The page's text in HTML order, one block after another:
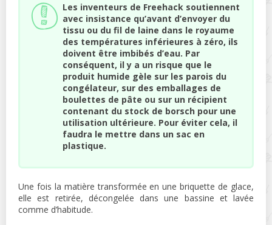
Les inventeurs de Freehack soutiennent
avec insistance qu’avant d’envoyer du
tissu ou du fil de laine dans le royaume
des températures inférieures à zéro, ils
doivent être imbibés d’eau. Par
conséquent, il y a un risque que le
produit humide gèle sur les parois du
congélateur, sur des emballages de
boulettes de pâte ou sur un récipient
contenant du stock de borsch pour une
utilisation ultérieure. Pour éviter cela, il
faudra le mettre dans un sac en
plastique.
Une fois la matière transformée en une briquette de glace,
elle est retirée, décongelée dans une bassine et lavée
comme d’habitude.